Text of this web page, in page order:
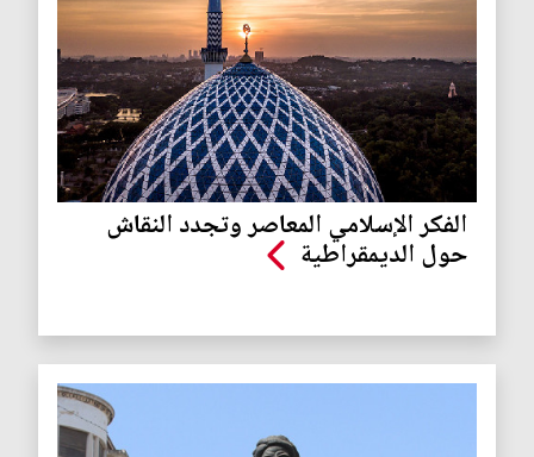
الفكر الإسلامي المعاصر وتجدد النقاش
حول الديمقراطية